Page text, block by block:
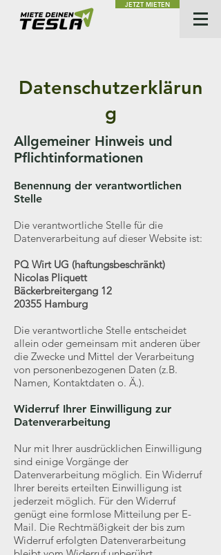
JETZT MIETEN
Datenschutzerklärun
g
Allgemeiner Hinweis und
Pflichtinformationen
Benennung der verantwortlichen
Stelle
Die verantwortliche Stelle für die
Datenverarbeitung auf dieser Website ist:
PQ Wirt UG (haftungsbeschränkt)
Nicolas Pliquett
Bäckerbreitergang 12
20355 Hamburg
Die verantwortliche Stelle entscheidet
allein oder gemeinsam mit anderen über
die Zwecke und Mittel der Verarbeitung
von personenbezogenen Daten (z.B.
Namen, Kontaktdaten o. Ä.).
Widerruf Ihrer Einwilligung zur
Datenverarbeitung
Nur mit Ihrer ausdrücklichen Einwilligung
sind einige Vorgänge der
Datenverarbeitung möglich. Ein Widerruf
Ihrer bereits erteilten Einwilligung ist
jederzeit möglich. Für den Widerruf
genügt eine formlose Mitteilung per E-
Mail. Die Rechtmäßigkeit der bis zum
Widerruf erfolgten Datenverarbeitung